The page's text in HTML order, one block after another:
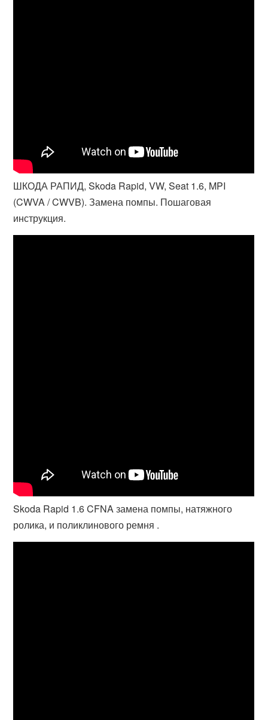
ШКОДА РАПИД, Skoda Rapid, VW, Seat 1.6, MPI
(CWVA / CWVB). Замена помпы. Пошаговая
инструкция.
Skoda Rapid 1.6 CFNA замена помпы, натяжного
ролика, и поликлинового ремня .